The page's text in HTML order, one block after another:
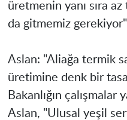
üretmenin yanı sıra
da gitmemiz
Aslan: "Aliağa termik
üretimine denk bir
Bakanlığın çalışmalar
Aslan, "Ulusal yeşil